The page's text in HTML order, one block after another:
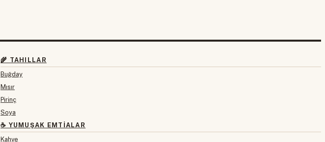
🌾 TAHILLAR
Buğday
Mısır
Pirinç
Soya
☕ YUMUŞAK EMTIALAR
Kahve